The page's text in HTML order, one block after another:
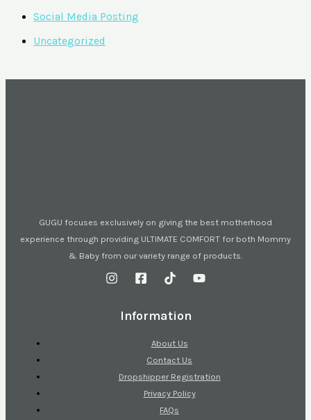
Social Media Posting
Uncategorized
GUGU focuses exclusively on giving the best motherhood
experience through providing ULTIMATE COMFORT for both Mommy
& Baby from our variety range of products.
Information
About Us
Contact Us
Dropshipper Registration
Privacy Policy
FAQs